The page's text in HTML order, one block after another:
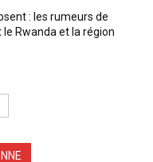
: les rumeurs de
Rwanda et la région